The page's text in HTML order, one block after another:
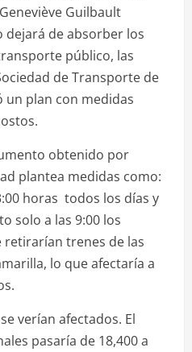
Guilbault
de absorber los
público, las
de Transporte de
un plan con medidas
obtenido por
plantea medidas como:
horas todos los días y
solo a las 9:00 los
retirarían trenes de las
lo que afectaría a
verían afectados. El
pasaría de 18,400 a